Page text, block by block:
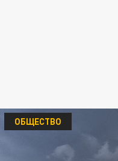
ОБЩЕСТВО